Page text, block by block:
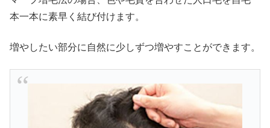
本一本に素早く結び付けます。
増やしたい部分に自然に少しずつ増やすことができます。